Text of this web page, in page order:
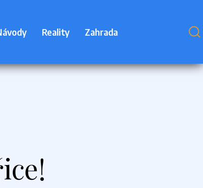
Reality Zahrada